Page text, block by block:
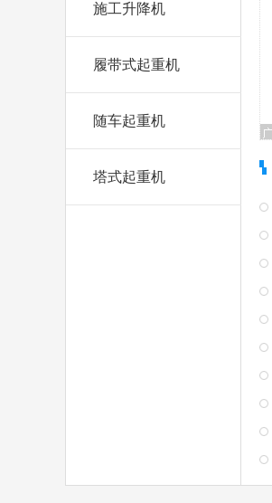
施工升降机
履带式起重机
随车起重机
塔式起重机